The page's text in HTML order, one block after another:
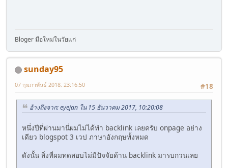
ฺBloger มือใหม่ในวัยแก่
sunday95
#18
07 กุมภาพันธ์ 2018, 23:16:50
อ้างถึงจาก: eyejan ใน 15 ธันวาคม 2017, 10:20:08
หนึ่งปีที่ผ่านมานี่ผมไม่ได้ทำ backlink เลยครับ onpage อย่าง
เดียว blogspot 3 เวป ภาษาอังกฤษทั้งหมด
ดังนั้น สิ่งที่ผมทดสอบไม่มีปัจจัยด้าน backlink มารบกวนเลย